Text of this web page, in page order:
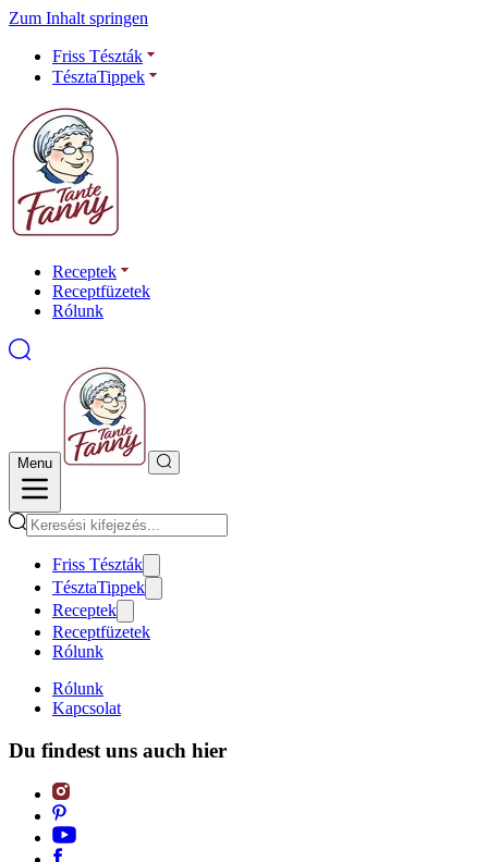
Zum Inhalt springen
Friss Tészták
TésztaTippek
Receptek
Receptfüzetek
Rólunk
Menu
Friss Tészták
TésztaTippek
Receptek
Receptfüzetek
Rólunk
Rólunk
Kapcsolat
Du findest uns auch hier